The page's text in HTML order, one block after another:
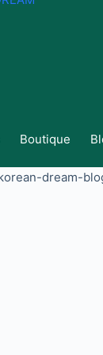
Boutique